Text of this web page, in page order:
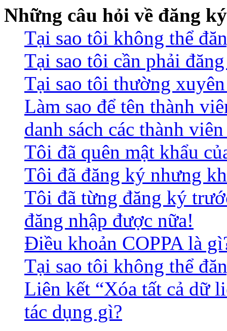
Những câu hỏi về đăng
Tại sao tôi không thể
Tại sao tôi cần phải
Tại sao tôi thường
Làm sao để tên thành
danh sách các thành
Tôi đã quên mật khẩu
Tôi đã đăng ký nhưng
Tôi đã từng đăng ký
đăng nhập được nữa!
Điều khoản COPPA là
Tại sao tôi không thể
Liên kết “Xóa tất cả dữ
tác dụng gì?